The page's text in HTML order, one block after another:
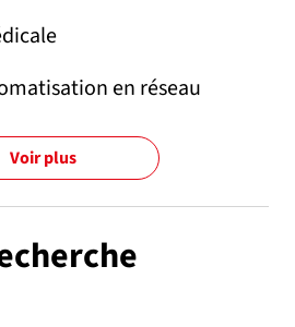
en réseau
Voir plus